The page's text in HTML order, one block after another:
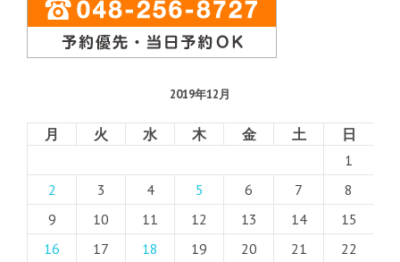
2019年12月
月 火 水 木 金 土 日
1
2
3 4 5 6 7
8
9
10 11 12 13 14
15
16
17 18 19 20 21
22